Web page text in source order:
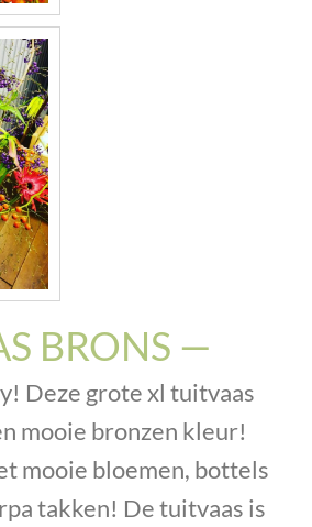
BRONS —
Deze grote xl tuitvaas
mooie bronzen kleur!
mooie bloemen, bottels
takken! De tuitvaas is